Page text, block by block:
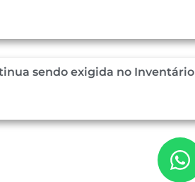
sendo exigida no Inventário